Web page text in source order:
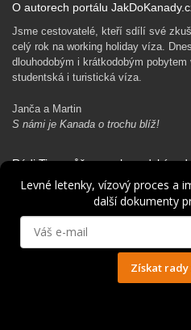
O autorech portálu
Jsme cestovatelé, kteří sdílí své
celý rok na working holiday víza.
dlouhodobým i krátkodobým
studentská i turistická víza.
Janča a Martin
S námi je Kanada o trochu blíž!
Rádi Ti pomůžeme s kanadským
Levné letenky, vízový proces a
další dokumenty
Získat